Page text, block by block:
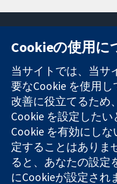
信頼できるエビ
デンスと
情報に基づく意
思決定により
健康のさらなる
向上へ
11-
Square
W1G
Cookieの使用に
当サイトでは、当サ
要なCookie を使用
改善に役立てるため
Cookie を設定した
Cookie を有効にし
定することはありま
ると、あなたの設定
にCookieが設定され